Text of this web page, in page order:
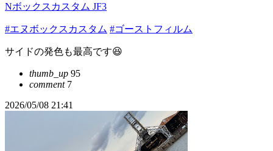
Nボックスカスタム JF3
#エヌボックスカスタム #ゴーストフィルム
サイドの発色も最高です😆
thumb_up 95
comment7
2026/05/08 21:41